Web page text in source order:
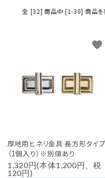
ログイン 新
PURPOSE
用途から探す
NEWS
お知らせ
SHOP
全 [32] 商品中 [1-30] 商品を
厚地用ヒネリ金具 長方形タイプ
（1個入り）※別値あり
1,320円(本体1,200円、税
120円)
favorite